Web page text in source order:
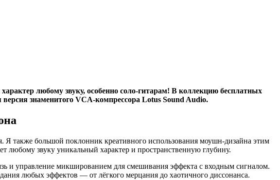
любому звуку, особенно соло-гитарам! В коллекцию бесплатных
знаменитого VCA-компрессора Lotus Sound Audio.
Я также большой поклонник креативного использования моушн-дизайна этим
любому звуку уникальный характер и пространственную глубину.
и управление микшированием для смешивания эффекта с входным сигналом.
любых эффектов — от лёгкого мерцания до хаотичного диссонанса.